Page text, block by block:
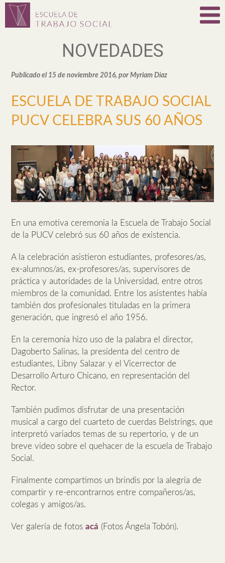
NOVEDADES
Publicado el 15 de noviembre 2016, por Myriam Díaz
ESCUELA DE TRABAJO SOCIAL
PUCV CELEBRA SUS 60 AÑOS
En una emotiva ceremonia la Escuela de Trabajo Social
de la PUCV celebró sus 60 años de existencia.
A la celebración asistieron estudiantes, profesores/as,
ex-alumnos/as, ex-profesores/as, supervisores de
práctica y autoridades de la Universidad, entre otros
miembros de la comunidad. Entre los asistentes había
también dos profesionales tituladas en la primera
generación, que ingresó el año 1956.
En la ceremonia hizo uso de la palabra el director,
Dagoberto Salinas, la presidenta del centro de
estudiantes, Libny Salazar y el Vicerrector de
Desarrollo Arturo Chicano, en representación del
Rector.
También pudimos disfrutar de una presentación
musical a cargo del cuarteto de cuerdas Belstrings, que
interpretó variados temas de su repertorio, y de un
breve video sobre el quehacer de la escuela de Trabajo
Social.
Finalmente compartimos un brindis por la alegría de
compartir y re-encontrarnos entre compañeros/as,
colegas y amigos/as.
Ver galería de fotosacá (Fotos Ángela Tobón).